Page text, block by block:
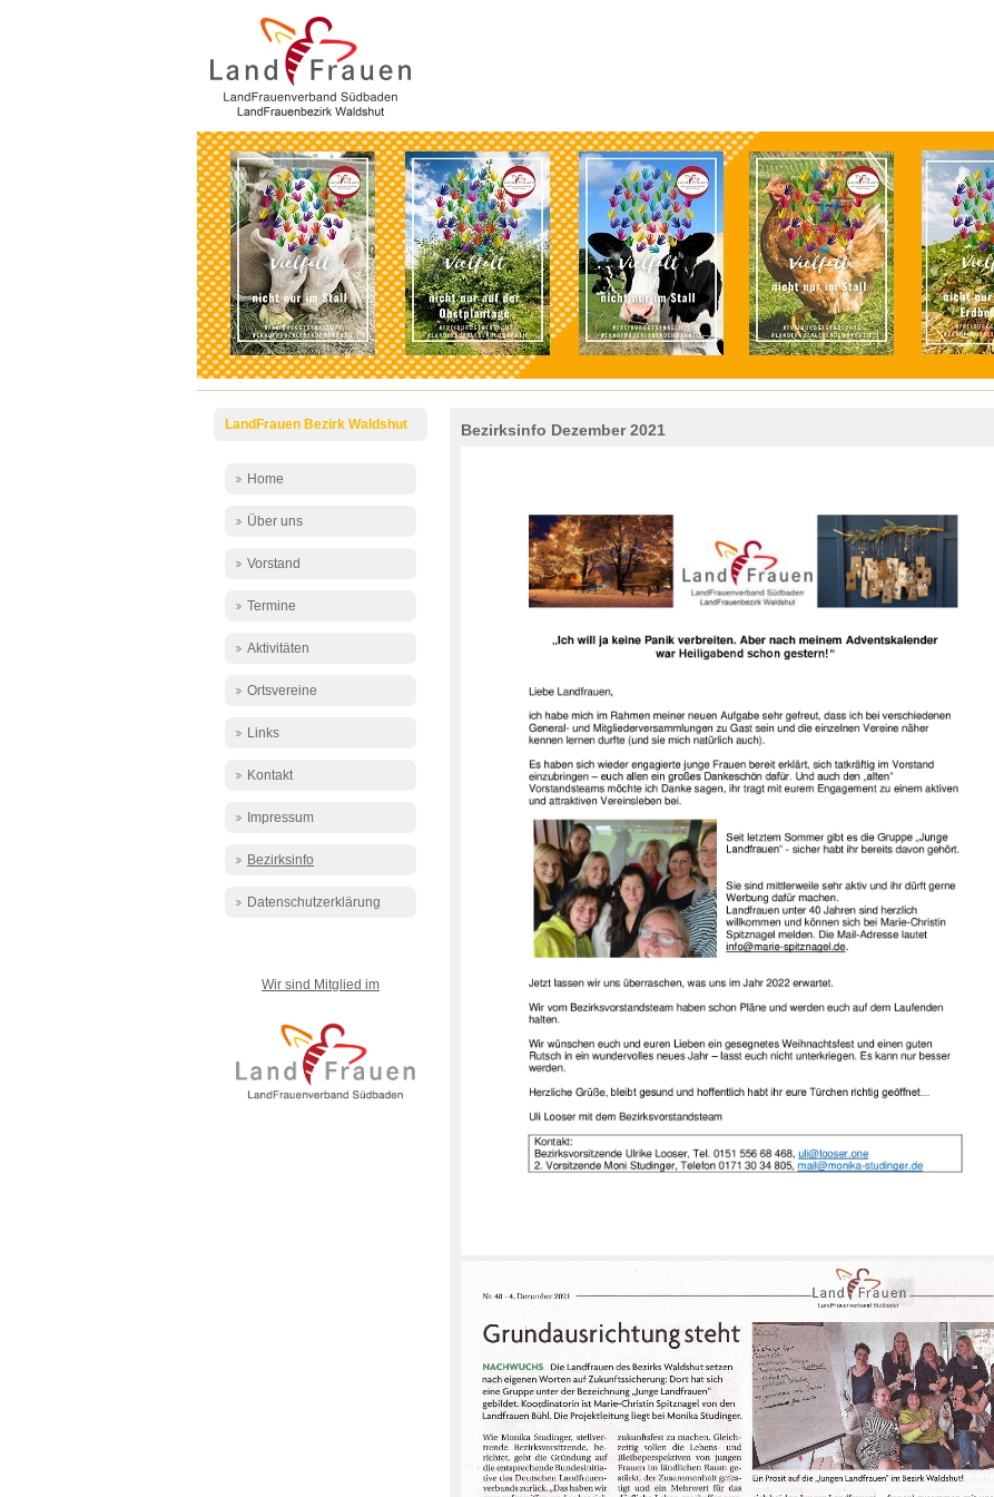
LandFrauen Bezirk Waldshut
Home
Über uns
Vorstand
Termine
Aktivitäten
Ortsvereine
Links
Kontakt
Impressum
Bezirksinfo
Datenschutzerklärung
Wir sind Mitglied im
Bezirksinfo Dezember 2021